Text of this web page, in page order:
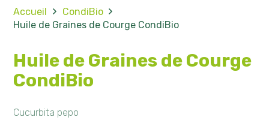
Accueil
CondiBio
Huile de Graines de Courge CondiBio
Huile de Graines de Courge
CondiBio
Cucurbita pepo